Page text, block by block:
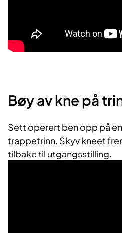
Bøy av kne på
Sett operert ben opp på
trappetrinn. Skyv kneet
tilbake til utgangsstilling.